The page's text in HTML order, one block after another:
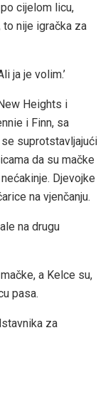
cijelom licu,
to nije igračka za
ja je volim.’
Heights i
i Finn, sa
suprotstavljajući
da su mačke
Djevojke
na vjenčanju.
na drugu
a Kelce su,
pasa.
za